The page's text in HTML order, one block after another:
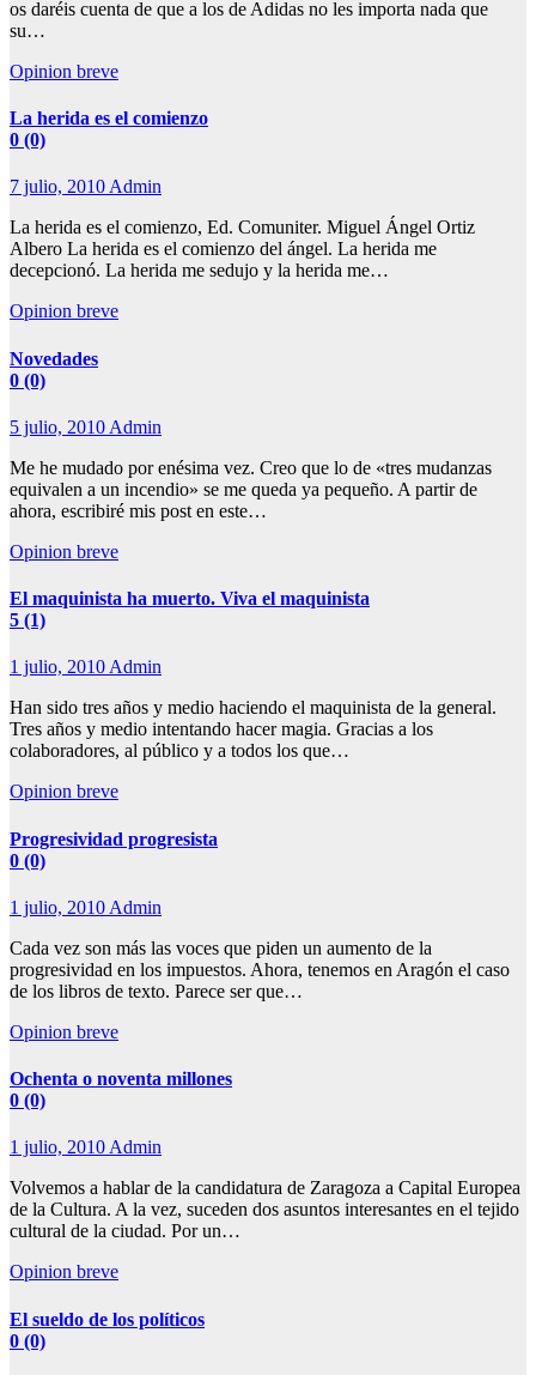
os daréis cuenta de que a los de Adidas no les importa nada que
su…
Opinion breve
La herida es el comienzo
0 (0)
7 julio, 2010 Admin
La herida es el comienzo, Ed. Comuniter. Miguel Ángel Ortiz
Albero La herida es el comienzo del ángel. La herida me
decepcionó. La herida me sedujo y la herida me…
Opinion breve
Novedades
0 (0)
5 julio, 2010 Admin
Me he mudado por enésima vez. Creo que lo de «tres mudanzas
equivalen a un incendio» se me queda ya pequeño. A partir de
ahora, escribiré mis post en este…
Opinion breve
El maquinista ha muerto. Viva el maquinista
5 (1)
1 julio, 2010 Admin
Han sido tres años y medio haciendo el maquinista de la general.
Tres años y medio intentando hacer magia. Gracias a los
colaboradores, al público y a todos los que…
Opinion breve
Progresividad progresista
0 (0)
1 julio, 2010 Admin
Cada vez son más las voces que piden un aumento de la
progresividad en los impuestos. Ahora, tenemos en Aragón el caso
de los libros de texto. Parece ser que…
Opinion breve
Ochenta o noventa millones
0 (0)
1 julio, 2010 Admin
Volvemos a hablar de la candidatura de Zaragoza a Capital Europea
de la Cultura. A la vez, suceden dos asuntos interesantes en el tejido
cultural de la ciudad. Por un…
Opinion breve
El sueldo de los políticos
0 (0)